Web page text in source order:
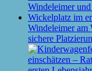
Windeleimer am
sichere